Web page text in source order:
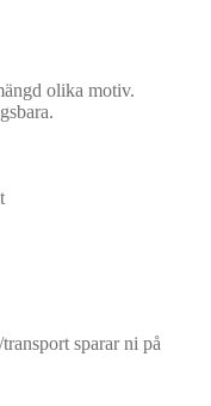
olika motiv.
sparar ni på